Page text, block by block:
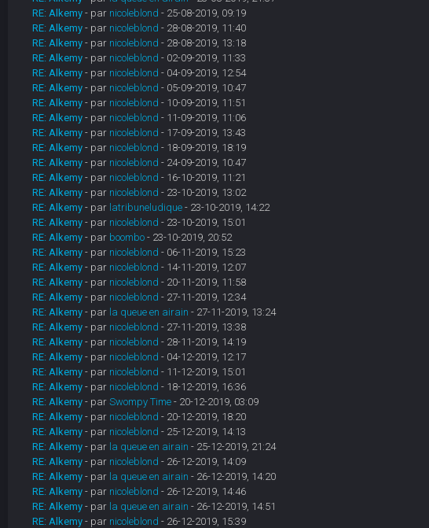
RE: Alkemy - par nicoleblond - 25-08-2019, 09:19
RE: Alkemy - par nicoleblond - 28-08-2019, 11:40
RE: Alkemy - par nicoleblond - 28-08-2019, 13:18
RE: Alkemy - par nicoleblond - 02-09-2019, 11:33
RE: Alkemy - par nicoleblond - 04-09-2019, 12:54
RE: Alkemy - par nicoleblond - 05-09-2019, 10:47
RE: Alkemy - par nicoleblond - 10-09-2019, 11:51
RE: Alkemy - par nicoleblond - 11-09-2019, 11:06
RE: Alkemy - par nicoleblond - 17-09-2019, 13:43
RE: Alkemy - par nicoleblond - 18-09-2019, 18:19
RE: Alkemy - par nicoleblond - 24-09-2019, 10:47
RE: Alkemy - par nicoleblond - 16-10-2019, 11:21
RE: Alkemy - par nicoleblond - 23-10-2019, 13:02
RE: Alkemy - par latribuneludique- 23-10-2019, 14:22
RE: Alkemy - par nicoleblond - 23-10-2019, 15:01
RE: Alkemy - par boombo- 23-10-2019, 20:52
RE: Alkemy - par nicoleblond - 06-11-2019, 15:23
RE: Alkemy - par nicoleblond - 14-11-2019, 12:07
RE: Alkemy - par nicoleblond - 20-11-2019, 11:58
RE: Alkemy - par nicoleblond - 27-11-2019, 12:34
RE: Alkemy - par la queue en airain - 27-11-2019, 13:24
RE: Alkemy - par nicoleblond - 27-11-2019, 13:38
RE: Alkemy - par nicoleblond - 28-11-2019, 14:19
RE: Alkemy - par nicoleblond - 04-12-2019, 12:17
RE: Alkemy - par nicoleblond - 11-12-2019, 15:01
RE: Alkemy - par nicoleblond - 18-12-2019, 16:36
RE: Alkemy - par Swompy Time- 20-12-2019, 03:09
RE: Alkemy - par nicoleblond - 20-12-2019, 18:20
RE: Alkemy - par nicoleblond - 25-12-2019, 14:13
RE: Alkemy - par la queue en airain - 25-12-2019, 21:24
RE: Alkemy - par nicoleblond - 26-12-2019, 14:09
RE: Alkemy - par la queue en airain - 26-12-2019, 14:20
RE: Alkemy - par nicoleblond - 26-12-2019, 14:46
RE: Alkemy - par la queue en airain - 26-12-2019, 14:51
RE: Alkemy - par nicoleblond - 26-12-2019, 15:39